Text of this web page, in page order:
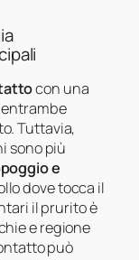
con una
Tuttavia,
sono più
e
dove tocca il
il prurito è
e regione
può